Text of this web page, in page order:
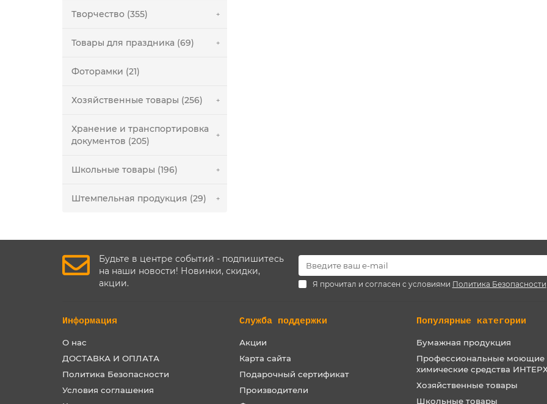
Творчество (355)
Товары для праздника (69)
Фоторамки (21)
Хозяйственные товары (256)
Хранение и транспортировка
документов (205)
Школьные товары (196)
Штемпельная продукция (29)
Будьте в центре событий - подпишитесь
на наши новости! Новинки, скидки,
акции.
Я прочитал и согласен с условиями Политика Безопасности
Информация
О нас
ДОСТАВКА И ОПЛАТА
Политика Безопасности
Условия соглашения
Служба поддержки
Акции
Карта сайта
Подарочный сертификат
Производители
Популярные категории
Бумажная продукция
Профессиональные моющие
химические средства
Хозяйственные товары
Школьные товары